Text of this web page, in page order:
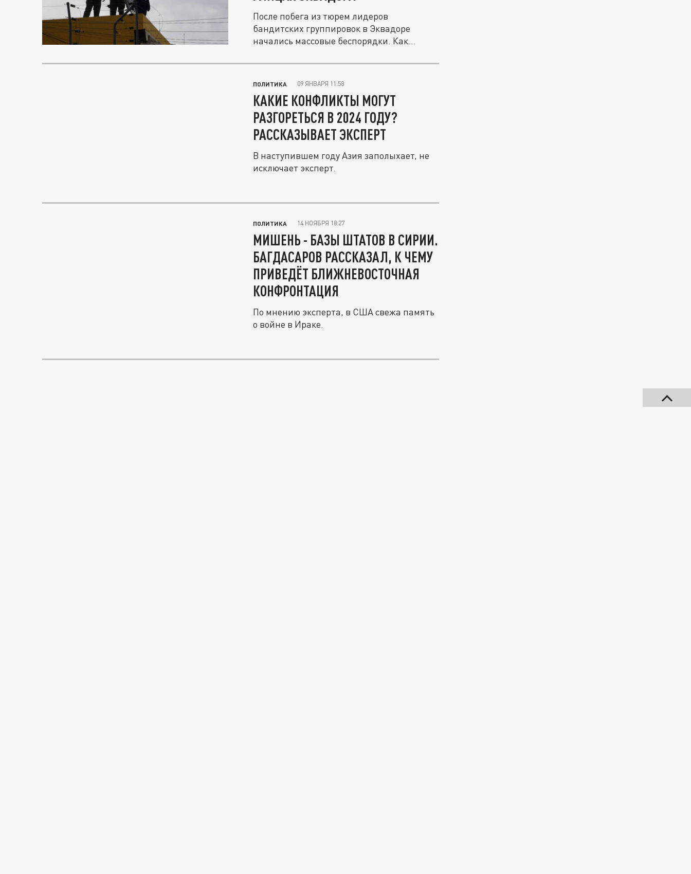
После побега из тюрем лидеров
бандитских группировок в Эквадоре
начались массовые беспорядки. Как
ПОЛИТИКА 09 ЯНВАРЯ 11:58
КАКИЕ КОНФЛИКТЫ МОГУТ
РАЗГОРЕТЬСЯ В 2024 ГОДУ?
РАССКАЗЫВАЕТ ЭКСПЕРТ
В наступившем году Азия заполыхает, не
исключает эксперт.
ПОЛИТИКА 14 НОЯБРЯ 18:27
МИШЕНЬ - БАЗЫ ШТАТОВ В СИРИИ.
БАГДАСАРОВ РАССКАЗАЛ, К ЧЕМУ
ПРИВЕДЁТ БЛИЖНЕВОСТОЧНАЯ
КОНФРОНТАЦИЯ
По мнению эксперта, в США свежа память
о войне в Ираке.